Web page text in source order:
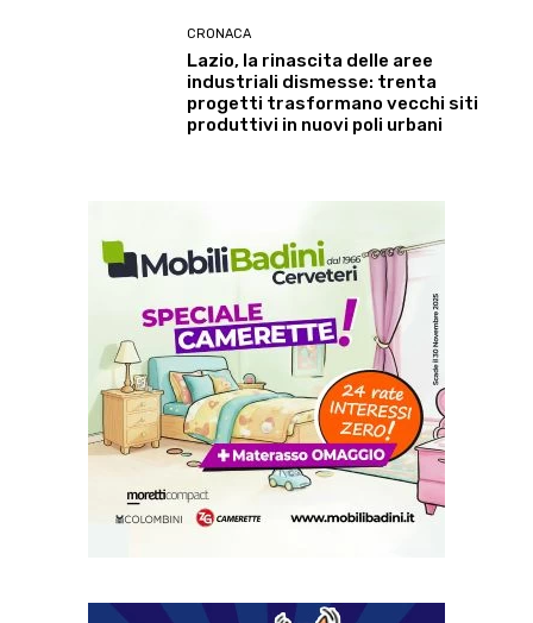
CRONACA
Lazio, la rinascita delle aree
industriali dismesse: trenta
progetti trasformano vecchi siti
produttivi in nuovi poli urbani